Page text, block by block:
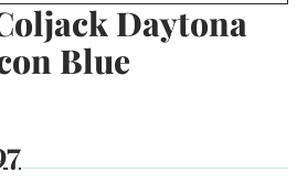
Daytona
Blue